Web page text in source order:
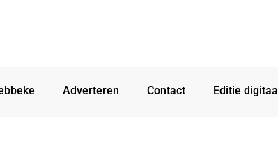
Adverteren Contact Editie digitaal